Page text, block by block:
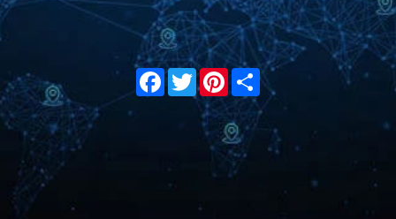
Facebook
TwitterPinterest
Share